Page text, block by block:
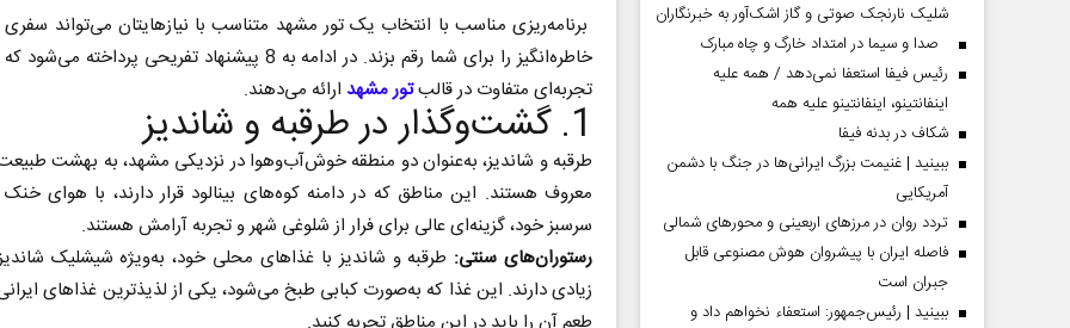
برنامه‌ریزی مناسب با انتخاب یک تور مشهد متناسب با نیازهایتان می‌تواند
خاطره‌انگیز را برای شما رقم بزند. در ادامه به 8 پیشنهاد تفریحی
تجربه‌ای متفاوت در قالبتور مشهد ارائه می‌دهند.
1. گشت‌وگذار در طرقبه و شاندیز
طرقبه و شاندیز، به‌عنوان دو منطقه خوش‌آب‌وهوا در نزدیکی مشهد، به بهشت
معروف هستند. این مناطق که در دامنه کوه‌های بینالود قرار دارند، با هوای
سرسبز خود، گزینه‌ای عالی برای فرار از شلوغی شهر و تجربه آرامش هستند.
رستوران‌های سنتی: طرقبه و شاندیز با غذاهای محلی خود، به‌ویژه شیشلیک
زیادی دارند. این غذا که به‌صورت کبابی طبخ می‌شود، یکی از لذیذترین غذاهای
شلیک نارنجک صوتی و گاز اشک‌آور به خبرنگاران
صدا و سیما در امتداد خارگ و چاه مبارک
رئیس فیفا استعفا نمی‌دهد / همه علیه
اینفانتینو، اینفانتینو علیه همه
شکاف در بدنه فیفا
ببینید | غنیمت بزرگ ایرانی‌ها در جنگ با دشمن
آمریکایی
تردد روان در مرزهای اربعینی و محورهای شمالی
فاصله ایران با پیشرو‌ان هوش مصنوعی قابل
جبران است
ببینید | رئیس‌جمهور: استعفاء نخواهم داد و